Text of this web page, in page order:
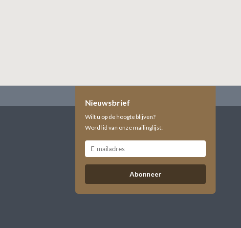
Nieuwsbrief
Wilt u op de hoogte blijven?
Word lid van onze mailinglijst:
Abonneer